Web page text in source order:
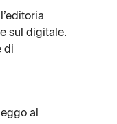
sul digitale.
di
al